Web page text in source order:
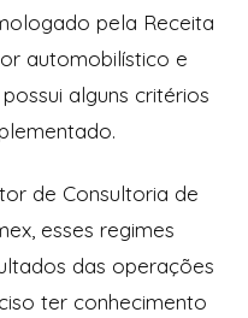
pela Receita
automobilístico e
alguns critérios
de Consultoria de
esses regimes
das operações
ter conhecimento